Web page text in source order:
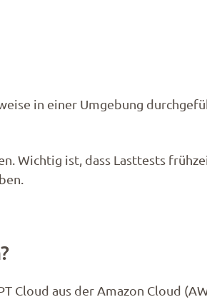
in einer Umgebung
Wichtig ist, dass Lasttests
Cloud aus der Amazon Cloud